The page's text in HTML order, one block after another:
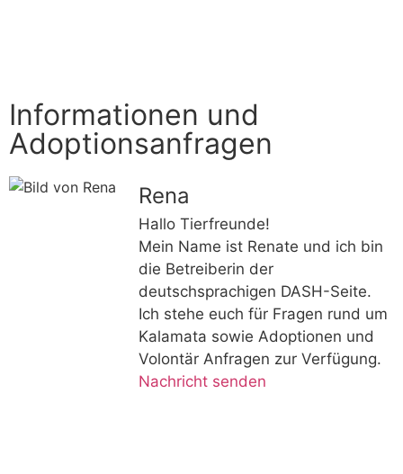
Informationen und
Adoptionsanfragen
Rena
Hallo Tierfreunde!
Mein Name ist Renate und ich bin
die Betreiberin der
deutschsprachigen DASH-Seite.
Ich stehe euch für Fragen rund um
Kalamata sowie Adoptionen und
Volontär Anfragen zur Verfügung.
Nachricht senden